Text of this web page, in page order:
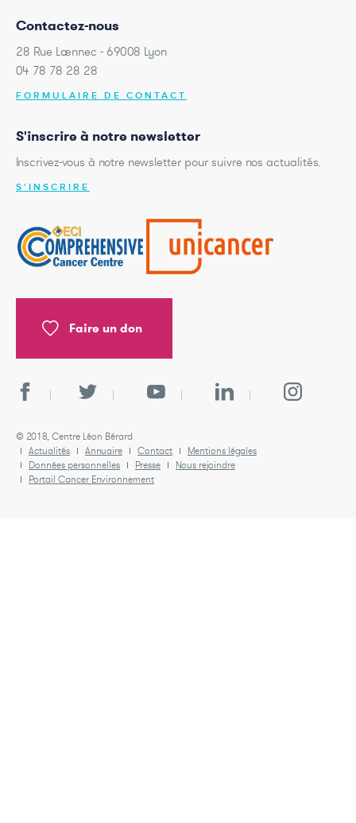
Contactez-nous
28 Rue Laennec - 69008 Lyon
04 78 78 28 28
FORMULAIRE DE CONTACT
S'inscrire à notre newsletter
Inscrivez-vous à notre newsletter pour suivre nos actualités.
S'INSCRIRE
Faire un don
© 2018, Centre Léon Bérard
Actualités
Annuaire Contact
Mentions légales
Données personnelles
Presse
Nous rejoindre
Portail Cancer Environnement